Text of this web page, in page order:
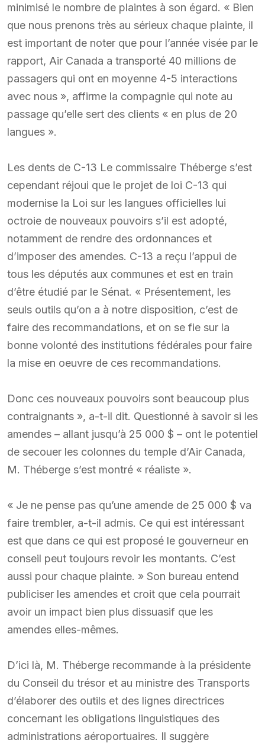
minimisé le nombre de plaintes à son égard. « Bien
que nous prenons très au sérieux chaque plainte, il
est important de noter que pour l’année visée par le
rapport, Air Canada a transporté 40 millions de
passagers qui ont en moyenne 4-5 interactions
avec nous », affirme la compagnie qui note au
passage qu’elle sert des clients « en plus de 20
langues ».
Les dents de C-13 Le commissaire Théberge s’est
cependant réjoui que le projet de loi C-13 qui
modernise la Loi sur les langues officielles lui
octroie de nouveaux pouvoirs s’il est adopté,
notamment de rendre des ordonnances et
d’imposer des amendes. C-13 a reçu l’appui de
tous les députés aux communes et est en train
d’être étudié par le Sénat. « Présentement, les
seuls outils qu’on a à notre disposition, c’est de
faire des recommandations, et on se fie sur la
bonne volonté des institutions fédérales pour faire
la mise en oeuvre de ces recommandations.
Donc ces nouveaux pouvoirs sont beaucoup plus
contraignants », a-t-il dit. Questionné à savoir si les
amendes – allant jusqu’à 25 000 $ – ont le potentiel
de secouer les colonnes du temple d’Air Canada,
M. Théberge s’est montré « réaliste ».
« Je ne pense pas qu’une amende de 25 000 $ va
faire trembler, a-t-il admis. Ce qui est intéressant
est que dans ce qui est proposé le gouverneur en
conseil peut toujours revoir les montants. C’est
aussi pour chaque plainte. » Son bureau entend
publiciser les amendes et croit que cela pourrait
avoir un impact bien plus dissuasif que les
amendes elles-mêmes.
D’ici là, M. Théberge recommande à la présidente
du Conseil du trésor et au ministre des Transports
d’élaborer des outils et des lignes directrices
concernant les obligations linguistiques des
administrations aéroportuaires. Il suggère